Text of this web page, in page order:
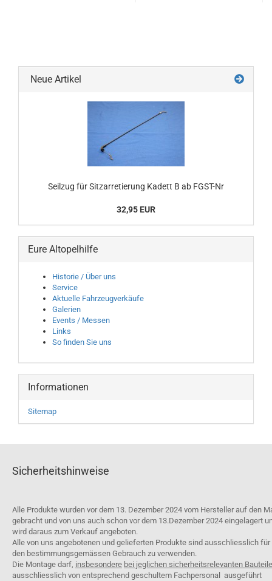
Neue Artikel
Seilzug für Sitzarretierung Kadett B ab FGST-Nr
32,95 EUR
Eure Altopelhilfe
Historie / Über uns
Service
Aktuelle Fahrzeugverkäufe
Galerien
Events / Messen
Links
So finden Sie uns
Informationen
Sitemap
Sicherheitshinweise
Alle Produkte wurden vor dem 13. Dezember 2024 vom Hersteller auf den
gebracht und von uns auch schon vor dem 13.Dezember 2024 eingelagert
wird daraus zum Verkauf angeboten.
Alle von uns angebotenen und gelieferten Produkte sind ausschliesslich für
den bestimmungsgemässen Gebrauch zu verwenden.
Die Montage darf, insbesondere bei jeglichen sicherheitsrelevanten
ausschliesslich von entsprechend geschultem Fachpersonal ausgeführt